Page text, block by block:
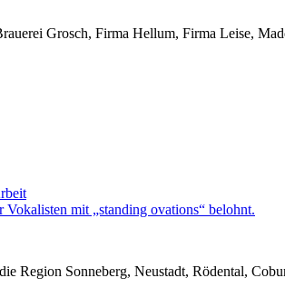
Grosch, Firma Hellum, Firma Leise,
Vokalisten mit „standing ovations“ belohnt.
Region Sonneberg, Neustadt, Rödental,